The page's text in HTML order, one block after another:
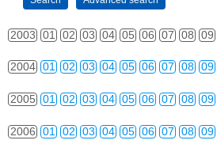
2003 01 02 03 04 05 06 07 08 09
2004 01 02 03 04 05 06 07 08 09
2005 01 02 03 04 05 06 07 08 09
2006 01 02 03 04 05 06 07 08 09